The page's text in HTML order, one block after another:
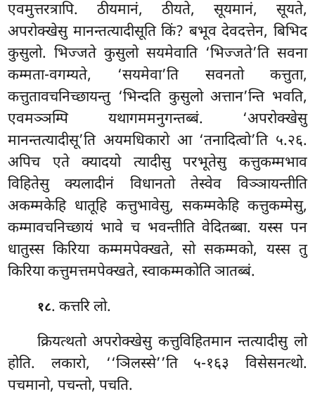
एवमुत्तरत्रापि. ठीयमानं, ठीयते, सूयमानं, सूयते,
अपरोक्खेसु मानन्तत्यादीसूति किं? बभूव देवदत्तेन, बिभिद
कुसुलो. भिज्जते कुसुलो सयमेवाति ‘भिज्जते’ति सवना
कम्मता-वगम्यते, ‘सयमेवा’ति सवनतो कत्तुता,
कत्तुतावचनिच्छायन्तु ‘भिन्दति कुसुलो अत्तान’न्ति भवति,
एवमञ्ञम्पि यथागममनुगन्तब्बं. ‘अपरोक्खेसु
मानन्तत्यादीसू’ति अयमधिकारो आ ‘तनादित्वो’ति ५.२६.
अपिच एते क्यादयो त्यादीसु परभूतेसु कत्तुकम्मभाव
विहितेसु क्यलादीनं विधानतो तेस्वेव विञ्ञायन्तीति
अकम्मकेहि धातूहि कत्तुभावेसु, सकम्मकेहि कत्तुकम्मेसु,
कम्मावचनिच्छायं भावे च भवन्तीति वेदितब्बा. यस्स पन
धातुस्स किरिया कम्ममपेक्खते, सो सकम्मको, यस्स तु
किरिया कत्तुमत्तमपेक्खते, स्वाकम्मकोति ञातब्बं.
१८. कत्तरि लो.
क्रियत्थतो अपरोक्खेसु कत्तुविहितमान न्तत्यादीसु लो
होति. लकारो, ‘‘ञिलस्से’’ति ५-१६३ विसेसनत्थो.
पचमानो, पचन्तो, पचति.